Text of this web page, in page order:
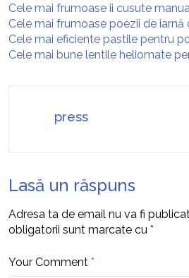
Cele mai frumoase ii cusute
Cele mai frumoase poezii de iarnă
Cele mai eficiente pastile pentru
Cele mai bune lentile heliomate
press
Lasă un răspuns
Adresa ta de email nu va fi
obligatorii sunt marcate cu *
Your Comment *